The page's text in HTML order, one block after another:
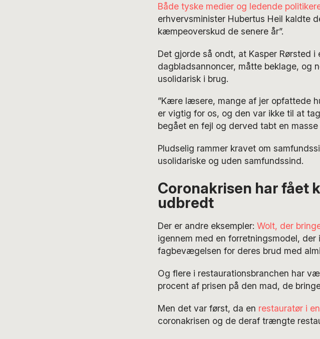
Både tyske medier og ledende
erhvervsminister Hubertus Heil kaldte
kæmpeoverskud de senere år”.
Det gjorde så ondt, at Kasper Rørsted
dagbladsannoncer, måtte beklage, og
usolidarisk i brug.
”Kære læsere, mange af jer opfattede
er vigtig for os, og den var ikke til at
begået en fejl og derved tabt en masse
Pludselig rammer kravet om
usolidariske og uden samfundssind.
Coronakrisen har fået
udbredt
Der er andre eksempler: Wolt, der
igennem med en forretningsmodel,
fagbevægelsen for deres brud med
Og flere i restaurationsbranchen har
procent af prisen på den mad, de
Men det var først, da en restauratør i
coronakrisen og de deraf trængte